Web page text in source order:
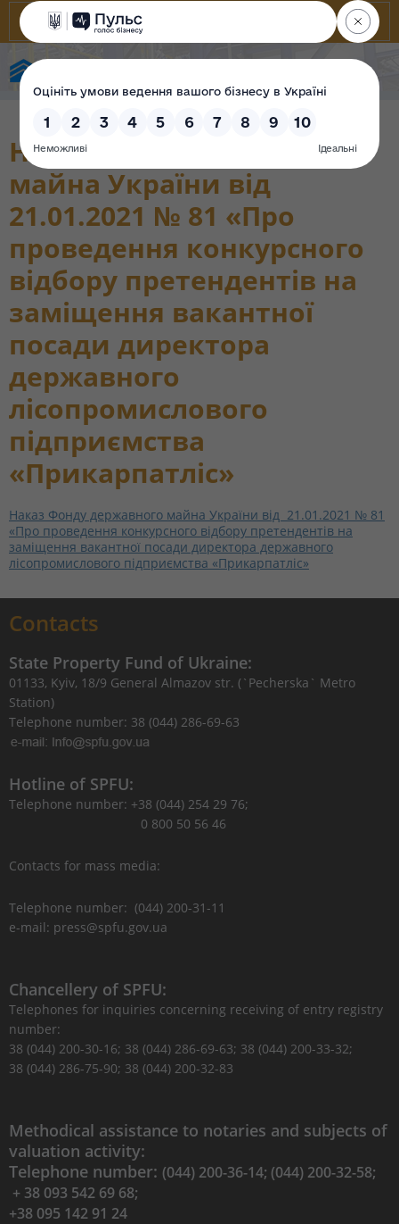
Наказ Фонду державного
майна України від
21.01.2021 № 81 «Про
проведення конкурсного
відбору претендентів на
заміщення вакантної
посади директора
державного
лісопромислового
підприємства
«Прикарпатліс»
Наказ Фонду державного майна України від 21.01.2021 № 81
«Про проведення конкурсного відбору претендентів на
заміщення вакантної посади директора державного
лісопромислового підприємства «Прикарпатліс»
Contacts
State Property Fund of Ukraine:
01133, Kyiv, 18/9 General Almazov str. (`Pecherska` Metro
Station)
Telephone number: 38 (044) 286-69-63
Hotline of SPFU:
Telephone number: +38 (044) 254 29 76;
0 800 50 56 46
Contacts for mass media:
Telephone number: (044) 200-31-11
e-mail: press@spfu.gov.ua
Chancellery of SPFU:
Telephones for inquiries concerning receiving of entry registry
number:
38 (044) 200-30-16; 38 (044) 286-69-63; 38 (044) 200-33-32;
38 (044) 286-75-90; 38 (044) 200-32-83
Methodical assistance to notaries and subjects of
valuation activity:
Telephone number: (044) 200-36-14; (044) 200-32-58;
+ 38 093 542 69 68;
+38 095 142 91 24